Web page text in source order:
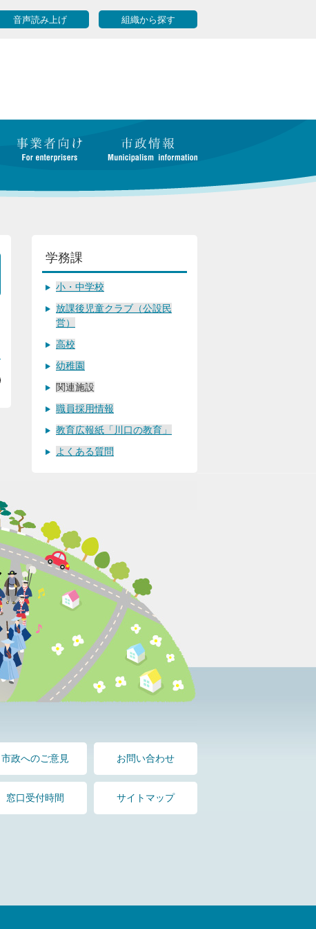
音声読み上げ 組織から探す
学務課
小・中学校
放課後児童クラブ（公設民
営）
高校
幼稚園
関連施設
職員採用情報
教育広報紙「川口の教育」
よくある質問
市政へのご意見 お問い合わせ
窓口受付時間 サイトマップ